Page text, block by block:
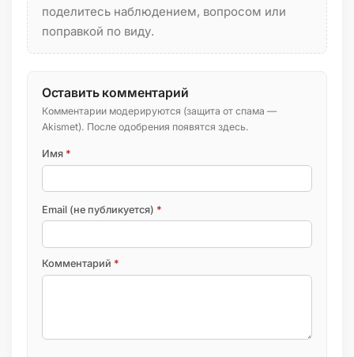
поделитесь наблюдением, вопросом или
поправкой по виду.
Оставить комментарий
Комментарии модерируются (защита от спама —
Akismet). После одобрения появятся здесь.
Имя *
Email (не публикуется) *
Комментарий *